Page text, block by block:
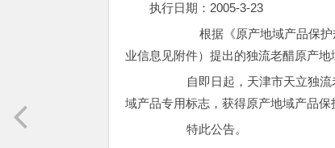
执行日期：2005-3-23
根据《原产地域产品保护规定
业信息见附件）提出的独流老醋原产
自即日起，天津市天立独流老
域产品专用标志，获得原产地域产品保
特此公告。